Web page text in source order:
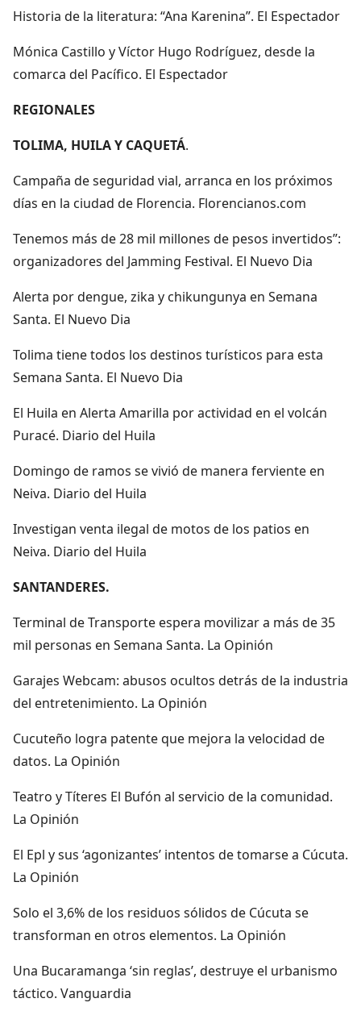
Historia de la literatura: “Ana Karenina”. El Espectador
Mónica Castillo y Víctor Hugo Rodríguez, desde la
comarca del Pacífico. El Espectador
REGIONALES
TOLIMA, HUILA Y CAQUETÁ.
Campaña de seguridad vial, arranca en los próximos
días en la ciudad de Florencia. Florencianos.com
Tenemos más de 28 mil millones de pesos invertidos”:
organizadores del Jamming Festival. El Nuevo Dia
Alerta por dengue, zika y chikungunya en Semana
Santa. El Nuevo Dia
Tolima tiene todos los destinos turísticos para esta
Semana Santa. El Nuevo Dia
El Huila en Alerta Amarilla por actividad en el volcán
Puracé. Diario del Huila
Domingo de ramos se vivió de manera ferviente en
Neiva. Diario del Huila
Investigan venta ilegal de motos de los patios en
Neiva. Diario del Huila
SANTANDERES.
Terminal de Transporte espera movilizar a más de 35
mil personas en Semana Santa. La Opinión
Garajes Webcam: abusos ocultos detrás de la industria
del entretenimiento. La Opinión
Cucuteño logra patente que mejora la velocidad de
datos. La Opinión
Teatro y Títeres El Bufón al servicio de la comunidad.
La Opinión
El Epl y sus ‘agonizantes’ intentos de tomarse a Cúcuta.
La Opinión
Solo el 3,6% de los residuos sólidos de Cúcuta se
transforman en otros elementos. La Opinión
Una Bucaramanga ‘sin reglas’, destruye el urbanismo
táctico. Vanguardia